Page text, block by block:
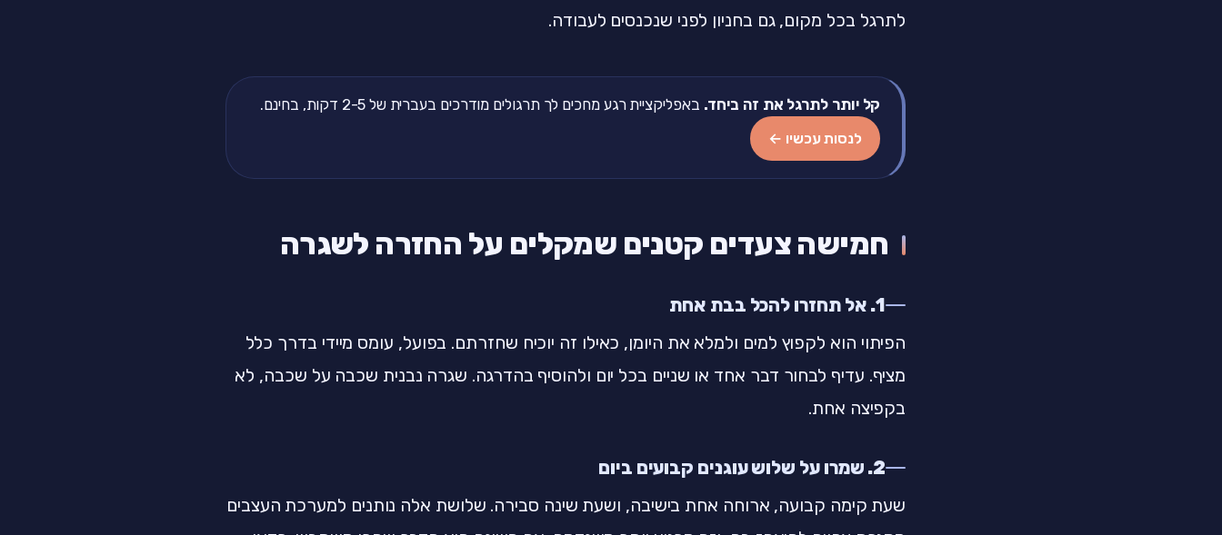
לתרגל בכל מקום, גם בחניון לפני שנכנסים לעבודה.
קל יותר לתרגל את זה ביחד. באפליקציית רגע מחכים לך תרגולים מודרכים בעברית של 2-5 דקות, בחינם.
לנסות עכשיו ←
חמישה צעדים קטנים שמקלים על החזרה לשגרה
1. אל תחזרו להכל בבת אחת
הפיתוי הוא לקפוץ למים ולמלא את היומן, כאילו זה יוכיח שחזרתם. בפועל, עומס מיידי בדרך כלל
מציף. עדיף לבחור דבר אחד או שניים בכל יום ולהוסיף בהדרגה. שגרה נבנית שכבה על שכבה, לא
בקפיצה אחת.
2. שמרו על שלוש עוגנים קבועים ביום
שעת קימה קבועה, ארוחה אחת בישיבה, ושעת שינה סבירה. שלושת אלה נותנים למערכת העצבים